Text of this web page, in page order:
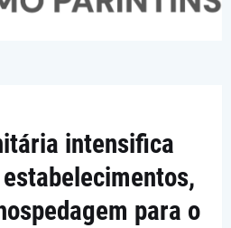
intensifica
para o